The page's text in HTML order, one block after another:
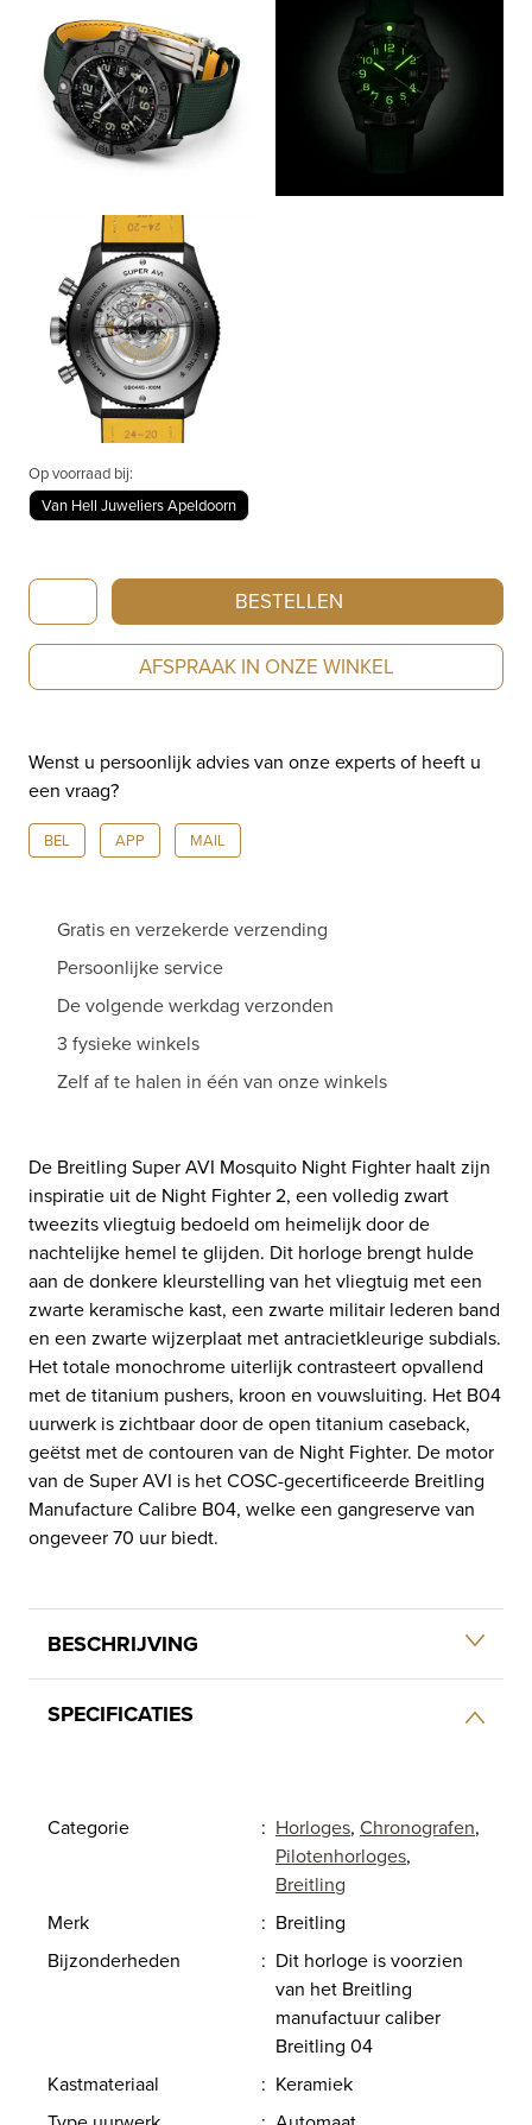
Op voorraad bij:
Van Hell Juweliers Apeldoorn
Breitling
Super
AVI
46
Mosquito
Night
Fighter
BESTELLEN
AFSPRAAK IN ONZE WINKEL
Wenst u persoonlijk advies van onze experts of heeft u
een vraag?
BEL APP MAIL
Gratis en verzekerde verzending
Persoonlijke service
De volgende werkdag verzonden
3 fysieke winkels
Zelf af te halen in één van onze winkels
De Breitling Super AVI Mosquito Night Fighter haalt zijn
inspiratie uit de Night Fighter 2, een volledig zwart
tweezits vliegtuig bedoeld om heimelijk door de
nachtelijke hemel te glijden. Dit horloge brengt hulde
aan de donkere kleurstelling van het vliegtuig met een
zwarte keramische kast, een zwarte militair lederen band
en een zwarte wijzerplaat met antracietkleurige subdials.
Het totale monochrome uiterlijk contrasteert opvallend
met de titanium pushers, kroon en vouwsluiting. Het B04
uurwerk is zichtbaar door de open titanium caseback,
geëtst met de contouren van de Night Fighter. De motor
van de Super AVI is het COSC-gecertificeerde Breitling
Manufacture Calibre B04, welke een gangreserve van
ongeveer 70 uur biedt.
BESCHRIJVING
SPECIFICATIES
Categorie : Horloges, Chronografen,
Pilotenhorloges,
Breitling
Merk
: Breitling
Bijzonderheden
: Dit horloge is voorzien
van het Breitling
manufactuur caliber
Breitling 04
Kastmateriaal
: Keramiek